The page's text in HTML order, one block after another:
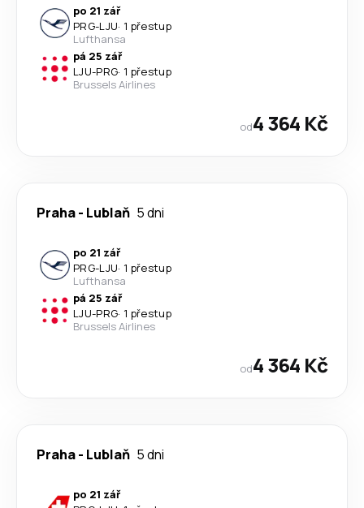
po 21 zář
PRG-LJU· 1 přestup
Lufthansa
pá 25 zář
LJU-PRG· 1 přestup
Brussels Airlines
od4 364 Kč
Praha- Lublaň 5 dni
po 21 zář
PRG-LJU· 1 přestup
Lufthansa
pá 25 zář
LJU-PRG· 1 přestup
Brussels Airlines
od4 364 Kč
Praha- Lublaň 5 dni
po 21 zář